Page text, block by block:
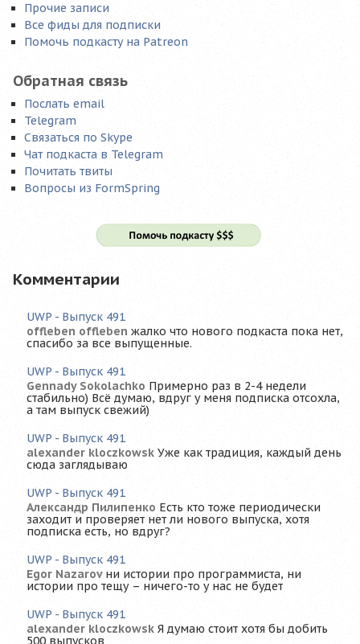
Прочие записи
Все фиды для подписки
Помочь подкасту на Patreon
Обратная связь
Послать email
Telegram
Связаться по Skype
Чат подкаста в Telegram
Почитать твиты
Вопросы из FormSpring
Комментарии
UWP - Выпуск 491
offleben offleben жалко что нового подкаста пока нет,
спасибо за все выпущенные.
UWP - Выпуск 491
Gennady Sokolachko Примерно раз в 2-4 недели
стабильно) Всё думаю, вдруг у меня подписка отсохла,
а там выпуск свежий)
UWP - Выпуск 491
alexander kloczkowsk Уже как традиция, каждый день
сюда заглядываю
UWP - Выпуск 491
Александр Пилипенко Есть кто тоже периодически
заходит и проверяет нет ли нового выпуска, хотя
подписка есть, но вдруг?
UWP - Выпуск 491
Egor Nazarov ни истории про программиста, ни
истории про тещу – ничего-то у нас не будет
UWP - Выпуск 491
alexander kloczkowsk Я думаю стоит хотя бы добить
500 выпусков